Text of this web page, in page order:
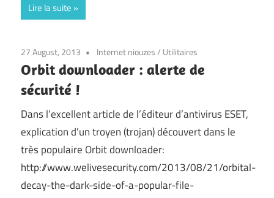
Lire la suite
27 August, 2013 Internet niouzes/ Utilitaires
Orbit downloader : alerte de
sécurité !
Dans l’excellent article de l’éditeur d’antivirus ESET,
explication d’un troyen (trojan) découvert dans le
très populaire Orbit downloader:
http://www.welivesecurity.com/2013/08/21/orbital-
decay-the-dark-side-of-a-popular-file-